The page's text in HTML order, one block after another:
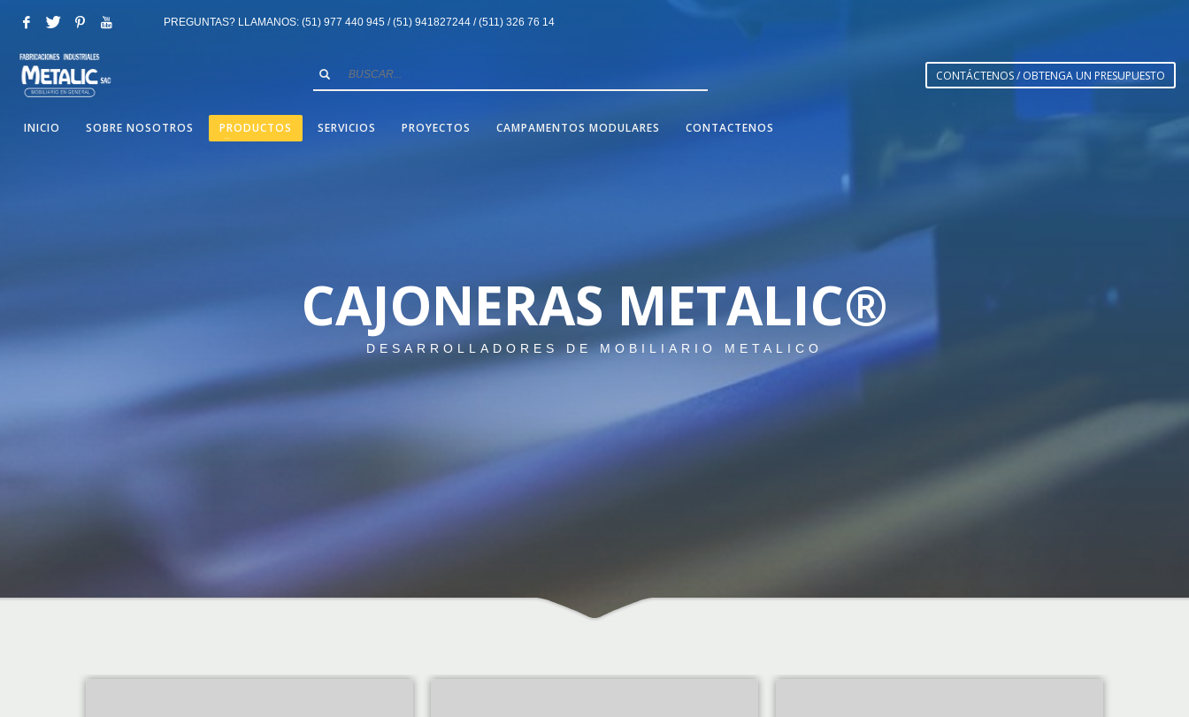
PREGUNTAS? LLAMANOS: (51) 977 440 945 / (51) 941827244 / (511) 326 76 14
CONTÁCTENOS / OBTENGA UN PRESUPUESTO
INICIO SOBRE NOSOTROS PRODUCTOS SERVICIOS PROYECTOS CAMPAMENTOS MODULARES CONTACTENOS
CAJONERAS METALIC®
DESARROLLADORES DE MOBILIARIO METALICO